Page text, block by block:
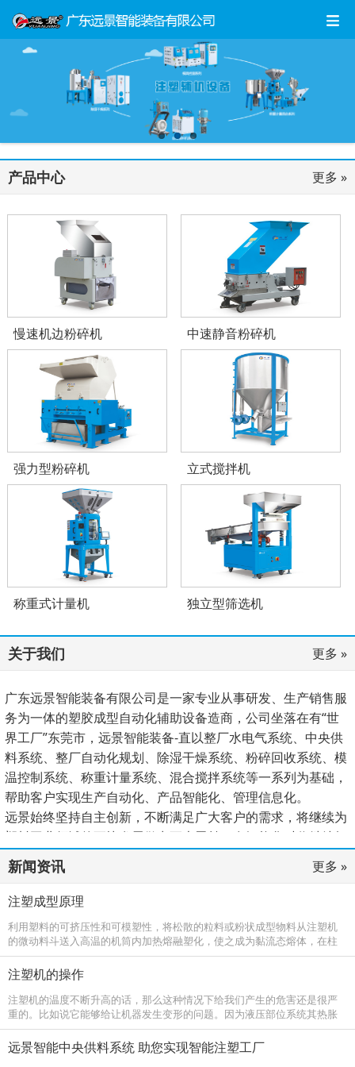
产品中心 更多 »
慢速机边粉碎机 中速静音粉碎机
强力型粉碎机 立式搅拌机
称重式计量机 独立型筛选机
关于我们 更多 »
广东远景智能装备有限公司是一家专业从事研发、生产销售服
务为一体的塑胶成型自动化辅助设备造商，公司坐落在有“世
界工厂”东莞市，远景智能装备-直以整厂水电气系统、中央供
料系统、整厂自动化规划、除湿干燥系统、粉碎回收系统、模
温控制系统、称重计量系统、混合搅拌系统等一系列为基础，
帮助客户实现生产自动化、产品智能化、管理信息化。
远景始终坚持自主创新，不断满足广大客户的需求，将继续为
塑料工业领域的更快发展做出更大贡献，在智能化时代继续杨
帆启航、谱写新的篇章。
新闻资讯
更多 »
注塑成型原理
利用塑料的可挤压性和可模塑性，将松散的粒料或粉状成型物料从注塑机
的微动料斗送入高温的机筒内加热熔融塑化，使之成为黏流态熔体，在柱
塞或螺杆的高压推动下，以很大的流速通过机筒前端的喷嘴注塑进入温度
较低的闭
注塑机的操作
注塑机的温度不断升高的话，那么这种情况下给我们产生的危害还是很严
重的。比如说它能够给让机器发生变形的问题。因为液压部位系统其热胀
系数如果不同的话，那么它的间隙也会相应的产生变化，这样会有操作系
统动作失
远景智能中央供料系统 助您实现智能注塑工厂